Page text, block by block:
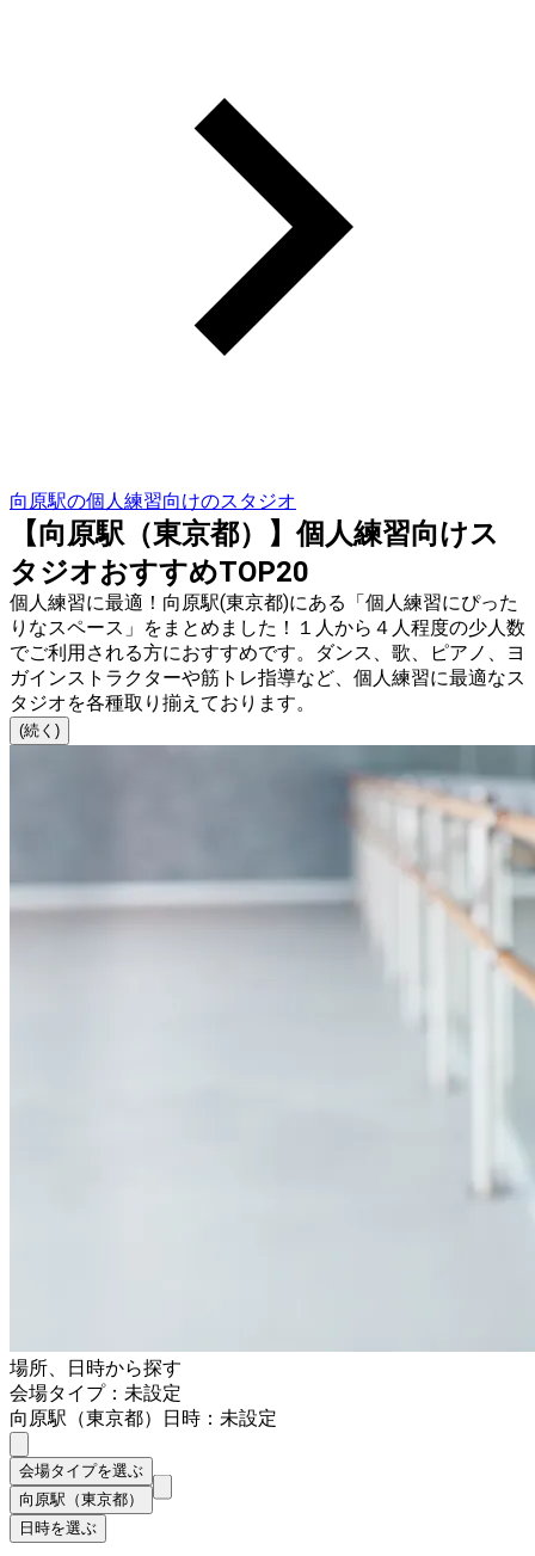
向原駅の個人練習向けのスタジオ
【向原駅（東京都）】個人練習向けス
タジオおすすめTOP20
個人練習に最適！向原駅(東京都)にある「個人練習にぴった
りなスペース」をまとめました！１人から４人程度の少人数
でご利用される方におすすめです。ダンス、歌、ピアノ、ヨ
ガインストラクターや筋トレ指導など、個人練習に最適なス
タジオを各種取り揃えております。
(続く)
場所、日時から探す
会場タイプ：未設定
向原駅（東京都）
日時：未設定
会場タイプを選ぶ
向原駅（東京都）
日時を選ぶ